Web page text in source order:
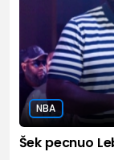
NBA
Šek pecnuo